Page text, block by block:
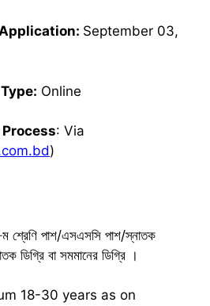
September 03,
Online
: Via
)
শ্রেণি পাশ/এসএসসি পাশ/স্নাতক
ডিগ্রি বা সমমানের ডিগ্রি ।
18-30 years as on